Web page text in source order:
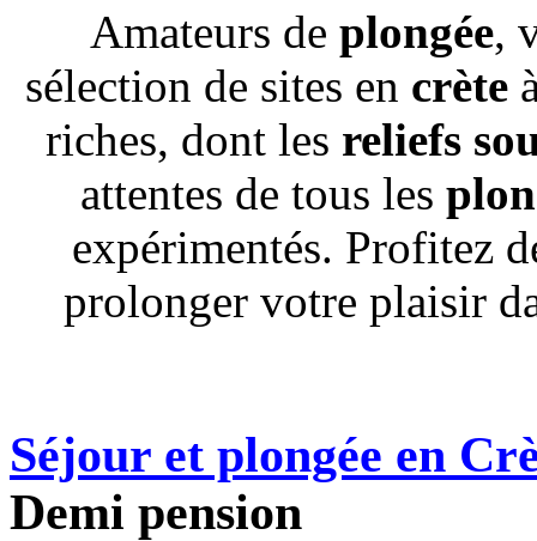
Amateurs de plongée,
sélection de sites en crète
riches, dont les reliefs
attentes de tous les
expérimentés. Profitez
prolonger votre plaisir
Séjour et plongée en
Demi pension